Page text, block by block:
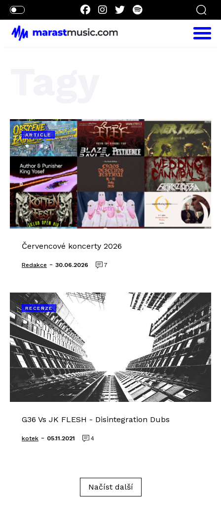
ARTICLE
Červencové koncerty 2026
Redakce - 30.06.2026 7
RECENZE
G36 Vs JK FLESH - Disintegration Dubs
kotek - 05.11.2021 4
Načíst další